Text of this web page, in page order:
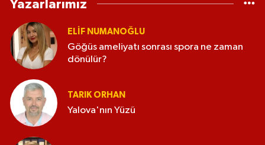
Yazarlarımız
ELİF NUMANOĞLU
Göğüs ameliyatı sonrası spora ne zaman
dönülür?
TARIK ORHAN
Yalova'nın Yüzü